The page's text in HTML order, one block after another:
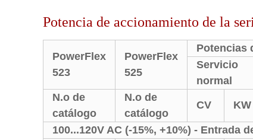
Potencia de accionamiento de la
PowerFlex
523
PowerFlex
525
Potencias
Servicio
normal
N.o de
catálogo
N.o de
catálogo
CV KW
100...120V AC (-15%, +10%) - Entrada